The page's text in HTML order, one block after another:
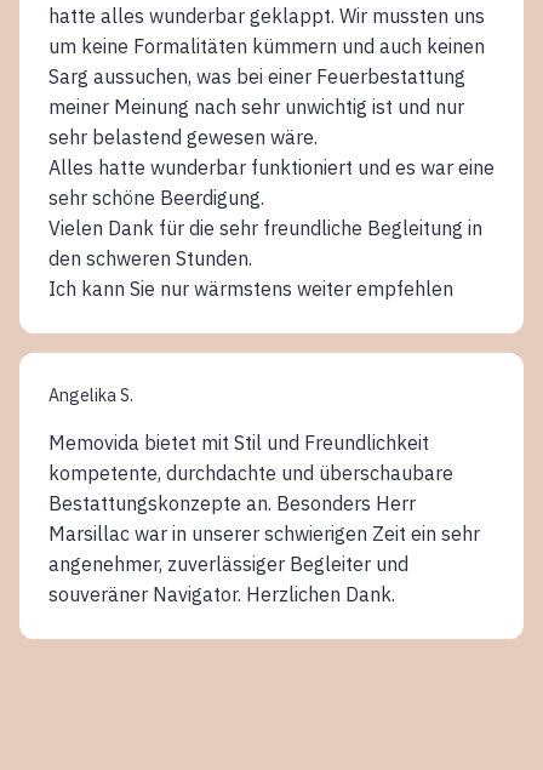
hatte alles wunderbar geklappt. Wir mussten uns
um keine Formalitäten kümmern und auch keinen
Sarg aussuchen, was bei einer Feuerbestattung
meiner Meinung nach sehr unwichtig ist und nur
sehr belastend gewesen wäre.
Alles hatte wunderbar funktioniert und es war eine
sehr schöne Beerdigung.
Vielen Dank für die sehr freundliche Begleitung in
den schweren Stunden.
Ich kann Sie nur wärmstens weiter empfehlen
Angelika S.
Memovida bietet mit Stil und Freundlichkeit
kompetente, durchdachte und überschaubare
Bestattungskonzepte an. Besonders Herr
Marsillac war in unserer schwierigen Zeit ein sehr
angenehmer, zuverlässiger Begleiter und
souveräner Navigator. Herzlichen Dank.